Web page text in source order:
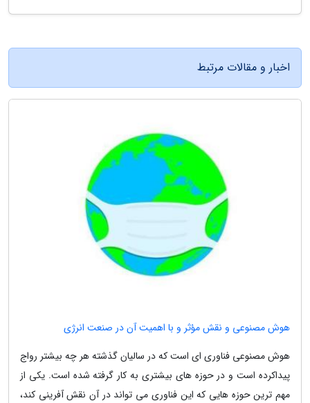
اخبار و مقالات مرتبط
هوش مصنوعی و نقش مؤثر و با اهمیت آن در صنعت انرژی
هوش مصنوعی فناوری ای است که در سالیان گذشته هر چه بیشتر رواج
پیداکرده است و در حوزه های بیشتری به کار گرفته شده است. یکی از
مهم ترین حوزه هایی که این فناوری می تواند در آن نقش آفرینی کند،